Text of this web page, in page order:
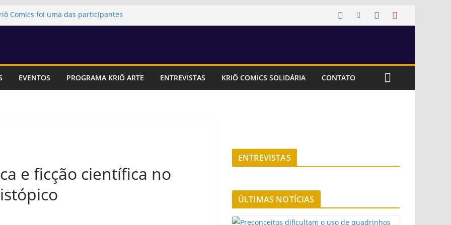
Comics foi uma das participantes
dos ODS, Objetivos de
da 1ª Feira Literária da
EVENTOS PROGRAMA KRIÔ ARTE ENTREVISTAS KRIÔ COMICS SOLIDÁRIA CONTATO
e ficção científica no
ENTREVISTAS
ÚLTIMAS NOTÍCIAS